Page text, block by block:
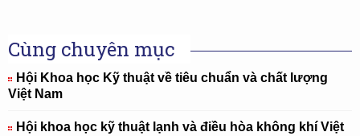
Cùng chuyên mục
Hội Khoa học Kỹ thuật về tiêu chuẩn và chất lượng
Việt Nam
Hội khoa học kỹ thuật lạnh và điều hòa không khí Việt